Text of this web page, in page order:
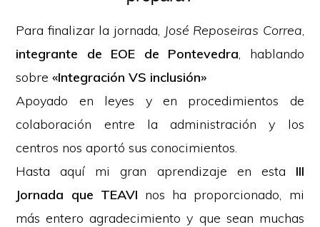
Para finalizar la jornada, José Reposeiras Correa
integrante de EOE de Pontevedra , hablando
sobre«Integración VS inclusión»
Apoyado en leyes y en procedimientos de
colaboración entre la administración y los
centros nos aportó sus conocimientos.
Hasta aquí mi gran aprendizaje en esta III
Jornada que TEAVI nos ha proporcionado, mi
más entero agradecimiento y que sean muchas